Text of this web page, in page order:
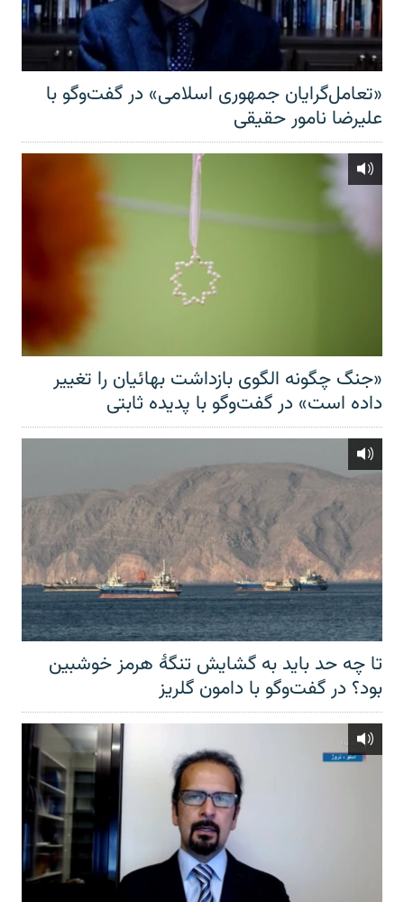
«تعامل‌گرایان جمهوری اسلامی» در گفت‌وگو با
علیرضا نامور حقیقی
«جنگ چگونه الگوی بازداشت بهائیان را تغییر
داده است» در گفت‌وگو با پدیده ثابتی
تا چه حد باید به گشایش تنگهٔ هرمز خوشبین
بود؟ در گفت‌وگو با دامون گلریز